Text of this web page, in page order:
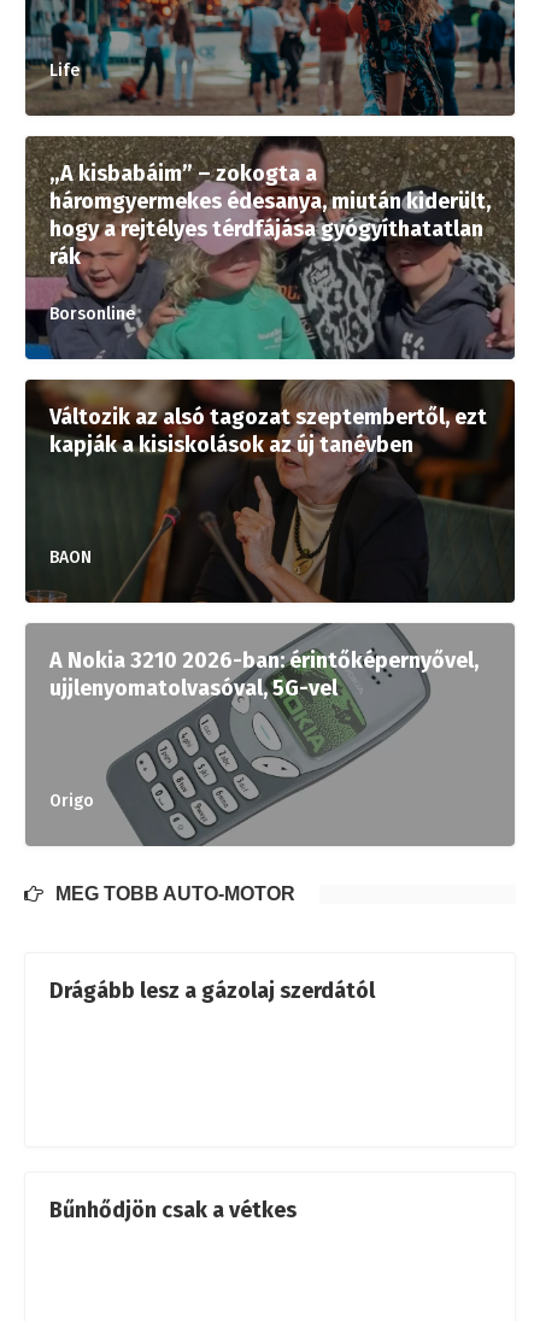
Life
„A kisbabáim” – zokogta a
háromgyermekes édesanya, miután kiderült,
hogy a rejtélyes térdfájása gyógyíthatatlan
rák
Borsonline
Változik az alsó tagozat szeptembertől, ezt
kapják a kisiskolások az új tanévben
BAON
A Nokia 3210 2026-ban: érintőképernyővel,
ujjlenyomatolvasóval, 5G-vel
Origo
MÉG TÖBB AUTÓ-MOTOR
Drágább lesz a gázolaj szerdától
Bűnhődjön csak a vétkes